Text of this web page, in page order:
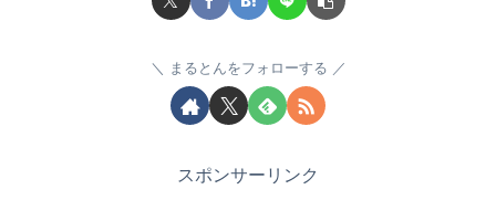
まるとんをフォローする
スポンサーリンク